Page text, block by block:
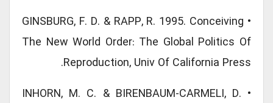
• GINSBURG, F. D. & RAPP, R. 1995. Conceiving
The New World Order: The Global Politics Of
Reproduction, Univ Of California Press.
• INHORN, M. C. & BIRENBAUM-CARMELI, D.